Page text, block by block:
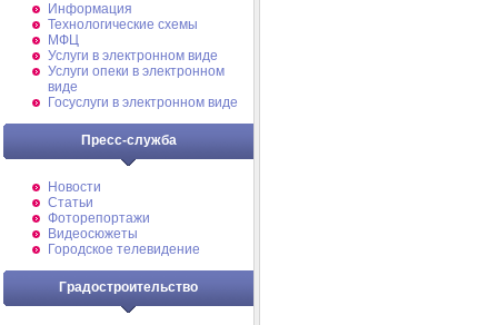
Информация
Технологические схемы
МФЦ
Услуги в электронном виде
Услуги опеки в электронном
виде
Госуслуги в электронном виде
Пресс-служба
Новости
Статьи
Фоторепортажи
Видеосюжеты
Городское телевидение
Градостроительство